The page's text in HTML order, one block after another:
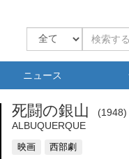
ニュース
死闘の銀山
1948
ALBUQUERQUE
映画 西部劇